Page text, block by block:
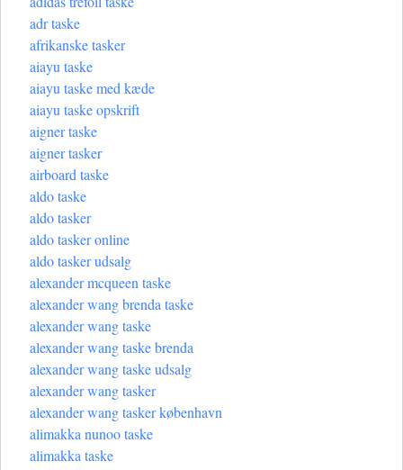
adr taske
afrikanske tasker
aiayu taske
aiayu taske med kæde
aiayu taske opskrift
aigner taske
aigner tasker
airboard taske
aldo taske
aldo tasker
aldo tasker online
aldo tasker udsalg
alexander mcqueen taske
alexander wang brenda taske
alexander wang taske
alexander wang taske brenda
alexander wang taske udsalg
alexander wang tasker
alexander wang tasker københavn
alimakka nunoo taske
alimakka taske